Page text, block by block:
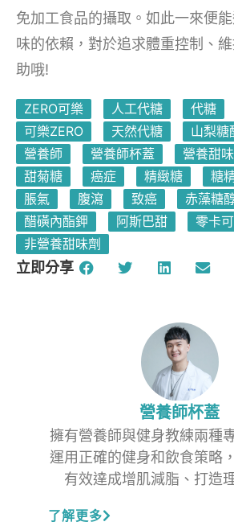
免加工食品的攝取。如此一來便
味的依賴，對於追求體重控制、
助哦!
ZERO可樂 人工代糖 代糖
可樂ZERO
天然代糖 山梨糖
營養師
營養師杯蓋 營養甜
甜菊糖
癌症 精緻糖 糖
脹氣
腹瀉 致癌
赤藻糖
醋磺內酯鉀
阿斯巴甜
零卡
非營養甜味劑
立即分享
營養師杯蓋
擁有營養師與健身教練兩種
運用正確的健身和飲食策略
有效達成增肌減脂、打造
了解更多